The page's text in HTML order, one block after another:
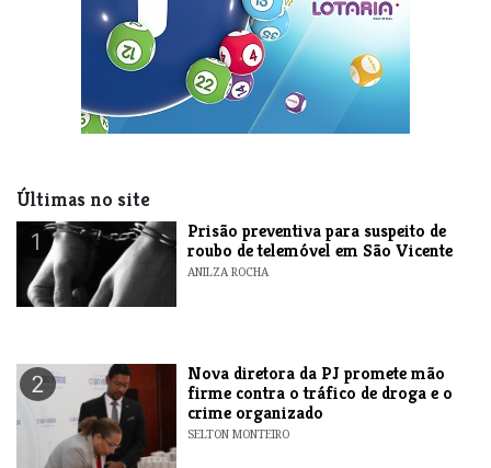
Últimas no site
1
Prisão preventiva para suspeito de
roubo de telemóvel em São Vicente
ANILZA ROCHA
2
Nova diretora da PJ promete mão
firme contra o tráfico de droga e o
crime organizado
SELTON MONTEIRO